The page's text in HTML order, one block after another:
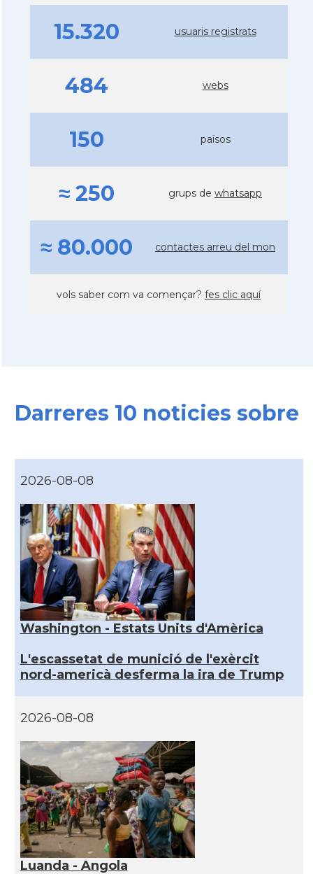
15.320 usuaris registrats
484 webs
150 països
≈ 250 grups de whatsapp
≈ 80.000 contactes arreu del mon
vols saber com va començar? fes clic aquí
Darreres 10 noticies sobre
2026-08-08
Washington - Estats Units d'Amèrica
L'escassetat de munició de l'exèrcit
nord-americà desferma la ira de Trump
2026-08-08
Luanda - Angola